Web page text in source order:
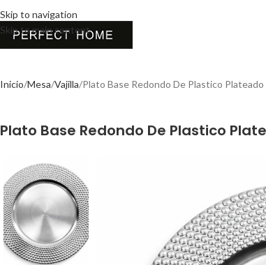
Skip to navigation
Skip to main content
Inicio Mesa Vajilla Plato Base Redondo De Plastico Plateado
Plato Base Redondo De Plastico